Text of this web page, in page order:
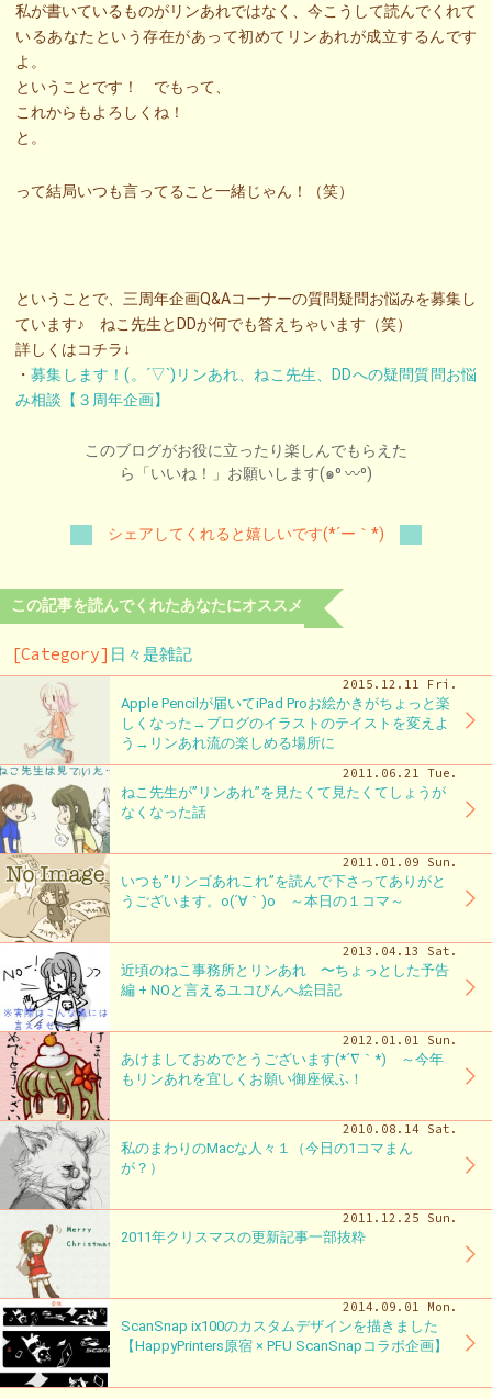
私が書いているものがリンあれではなく、今こうして読んでくれて
いるあなたという存在があって初めてリンあれが成立するんです
よ。
ということです！ でもって、
これからもよろしくね！
と。
って結局いつも言ってること一緒じゃん！（笑）
ということで、三周年企画Q&Aコーナーの質問疑問お悩みを募集し
ています♪ ねこ先生とDDが何でも答えちゃいます（笑）
詳しくはコチラ↓
・募集します！(。´▽`)リンあれ、ねこ先生、DDへの疑問質問お悩
み相談【３周年企画】
このブログがお役に立ったり楽しんでもらえた
ら「いいね！」お願いします(๑⁰ 〰⁰)
シェアしてくれると嬉しいです(*´ー｀*)
この記事を読んでくれたあなたにオススメ
[Category] 日々是雑記
2015.12.11 Fri.
Apple Pencilが届いてiPad Proお絵かきがちょっと楽
しくなった→ブログのイラストのテイストを変えよ
う→リンあれ流の楽しめる場所に
2011.06.21 Tue.
ねこ先生が”リンあれ”を見たくて見たくてしょうが
なくなった話
2011.01.09 Sun.
いつも”リンゴあれこれ”を読んで下さってありがと
うございます。o(´∀｀)o ～本日の１コマ～
2013.04.13 Sat.
近頃のねこ事務所とリンあれ 〜ちょっとした予告
編 + NOと言えるユコびんへ絵日記
2012.01.01 Sun.
あけましておめでとうございます(*´∇｀*) ～今年
もリンあれを宜しくお願い御座候ふ！
2010.08.14 Sat.
私のまわりのMacな人々１（今日の1コマまん
が？）
2011.12.25 Sun.
2011年クリスマスの更新記事一部抜粋
2014.09.01 Mon.
ScanSnap ix100のカスタムデザインを描きました
【HappyPrinters原宿 × PFU ScanSnapコラボ企画】